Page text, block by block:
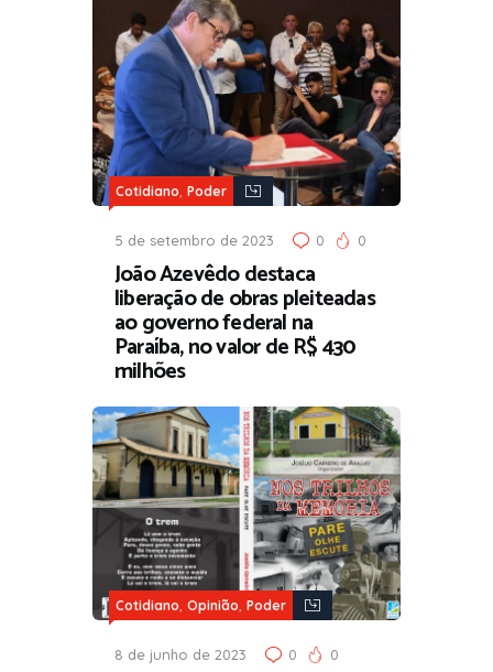
Cotidiano, Poder
5 de setembro de 2023 0 0
João Azevêdo destaca
liberação de obras pleiteadas
ao governo federal na
Paraíba, no valor de R$ 430
milhões
Cotidiano, Opinião, Poder
8 de junho de 2023 0 0